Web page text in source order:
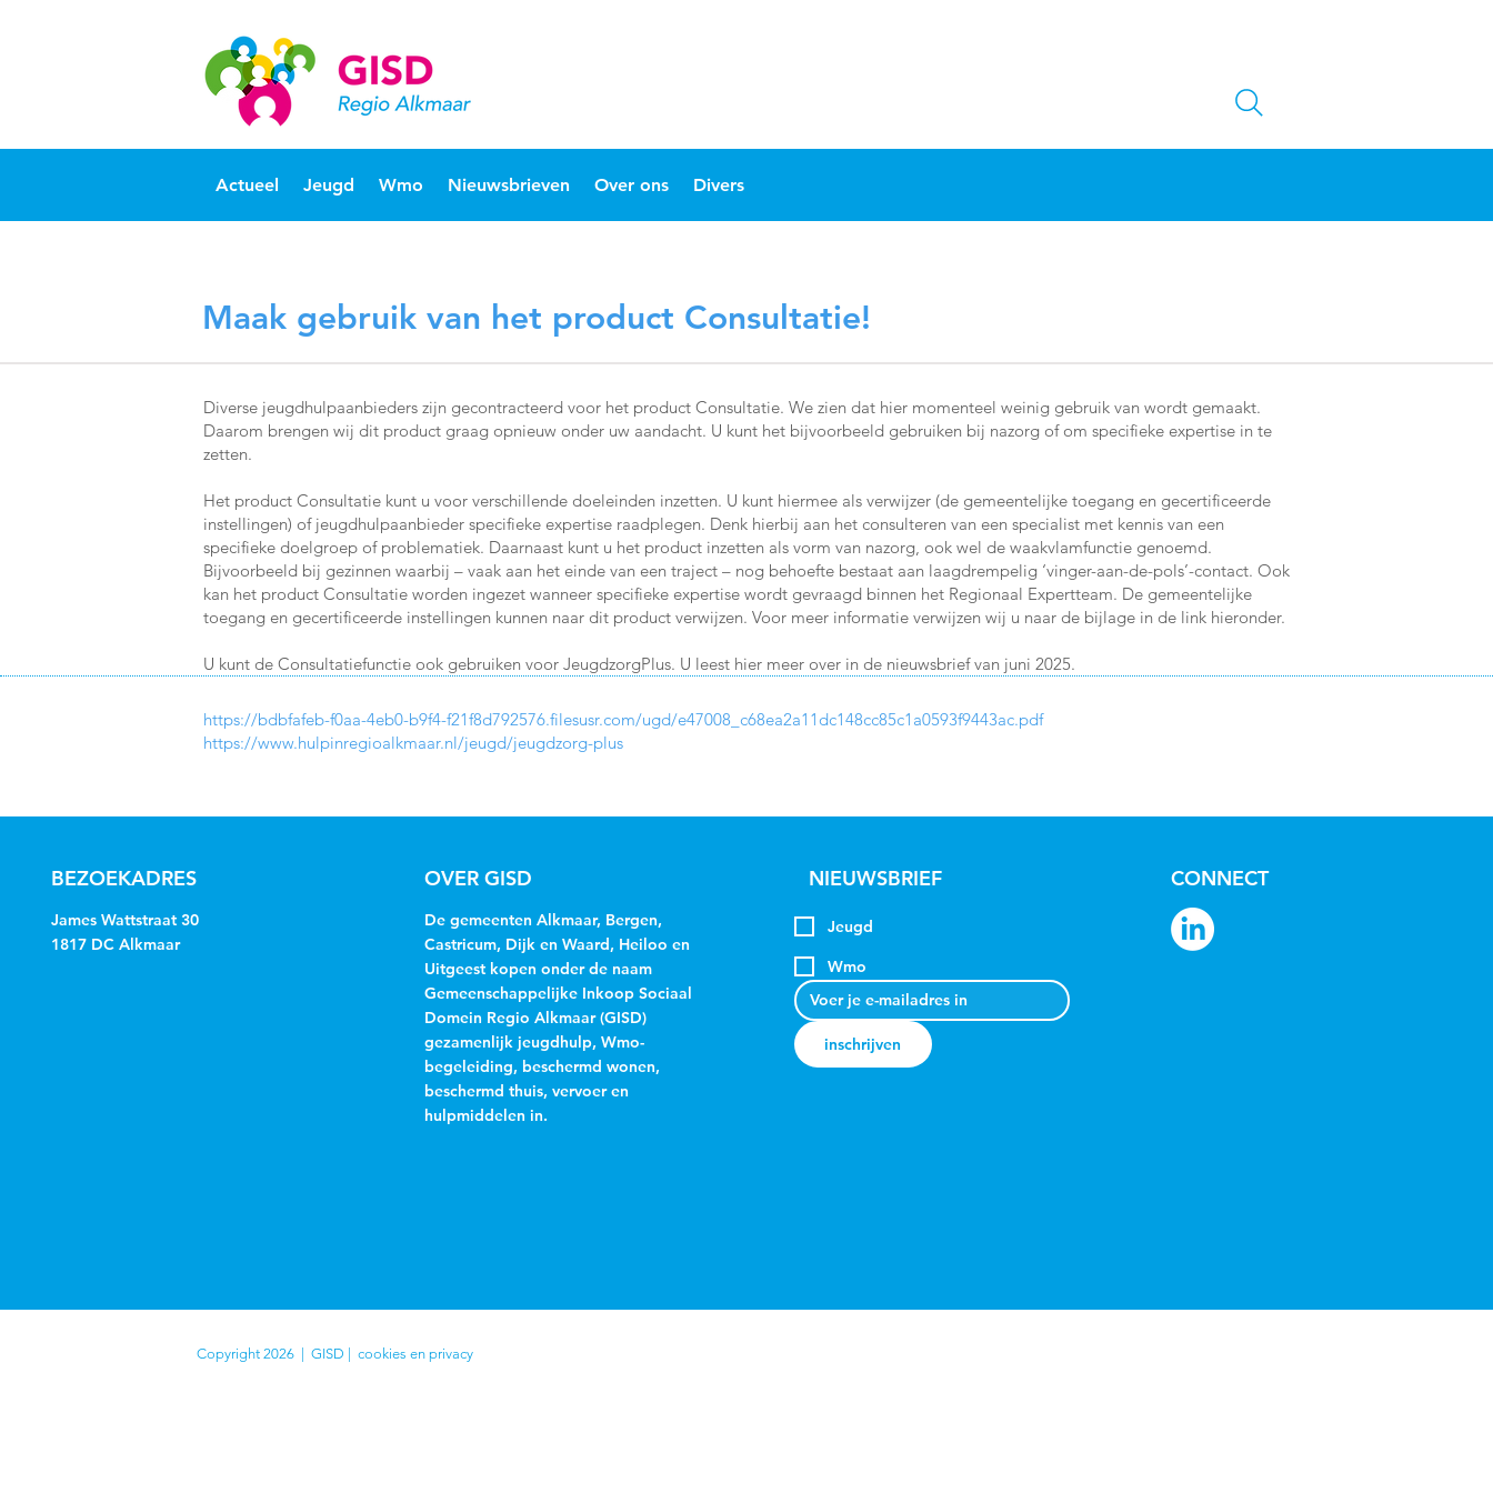
Actueel Jeugd Wmo Nieuwsbrieven Over ons Divers
Maak gebruik van het product Consultatie!
Diverse jeugdhulpaanbieders zijn gecontracteerd voor het product Consultatie. We zien dat hier momenteel weinig gebruik van wordt gemaakt.
Daarom brengen wij dit product graag opnieuw onder uw aandacht. U kunt het bijvoorbeeld gebruiken bij nazorg of om specifieke expertise in te
zetten.
Het product Consultatie kunt u voor verschillende doeleinden inzetten. U kunt hiermee als verwijzer (de gemeentelijke toegang en gecertificeerde
instellingen) of jeugdhulpaanbieder specifieke expertise raadplegen. Denk hierbij aan het consulteren van een specialist met kennis van een
specifieke doelgroep of problematiek. Daarnaast kunt u het product inzetten als vorm van nazorg, ook wel de waakvlamfunctie genoemd.
Bijvoorbeeld bij gezinnen waarbij – vaak aan het einde van een traject – nog behoefte bestaat aan laagdrempelig ‘vinger-aan-de-pols’-contact. Ook
kan het product Consultatie worden ingezet wanneer specifieke expertise wordt gevraagd binnen het Regionaal Expertteam. De gemeentelijke
toegang en gecertificeerde instellingen kunnen naar dit product verwijzen. Voor meer informatie verwijzen wij u naar de bijlage in de link hieronder.
U kunt de Consultatiefunctie ook gebruiken voor JeugdzorgPlus. U leest hier meer over in de nieuwsbrief van juni 2025.
https://bdbfafeb-f0aa-4eb0-b9f4-f21f8d792576.filesusr.com/ugd/e47008_c68ea2a11dc148cc85c1a0593f9443ac.pdf
https://www.hulpinregioalkmaar.nl/jeugd/jeugdzorg-plus
BEZOEKADRES
James Wattstraat 30
1817 DC Alkmaar
OVER GISD
De gemeenten Alkmaar, Bergen,
Castricum, Dijk en Waard, Heiloo en
Uitgeest kopen onder de naam
Gemeenschappelijke Inkoop Sociaal
Domein Regio Alkmaar (GISD)
gezamenlijk jeugdhulp, Wmo-
begeleiding, beschermd wonen,
beschermd thuis, vervoer en
hulpmiddelen in.
NIEUWSBRIEF
Jeugd
Wmo
inschrijven
CONNECT
Copyright 2026 | GISD | cookies en privacy